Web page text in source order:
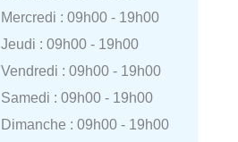
Mercredi : 09h00 - 19h00
Jeudi : 09h00 - 19h00
Vendredi : 09h00 - 19h00
Samedi : 09h00 - 19h00
Dimanche : 09h00 - 19h00